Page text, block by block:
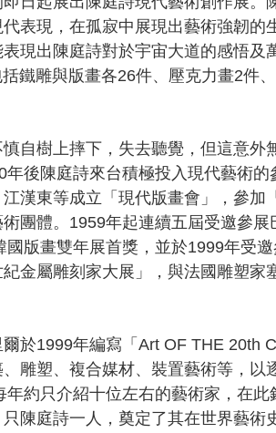
表現，在孤寂中展現出藝術強韌的
現出陳庭詩對於宇宙大道的感悟及
鐵雕與版畫各26件、壓克力畫2件
慎自樹上摔下，失去聽覺，但這意外
年後陳庭詩來台積極投入現代藝術
漢東等成立「現代版畫會」，參加
團體。1959年起連續五屆受邀參
國版畫雙年展首獎，並於1999年受
金屬雕刻家大展」，與法國雕塑家
於1999年編寫「Art OF THE 20th
雕塑、複合媒材、裝置藝術等，以
年約只介紹十位左右的藝術家，在
陳庭詩一人，奠定了其在世界藝術